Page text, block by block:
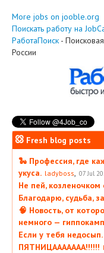
More jobs on jooble.org
Поискать работу на
РаботаПоиск -
России
Fresh blog posts
🐍 Профессия, где
укуса. ladyboss 07 Jul
Не пей, козленочком
Благодарю, судьба,
🧠 Новость, от
немного —
Если у тебя недосып.
ПЯТНИЦААААААА!!!!!!